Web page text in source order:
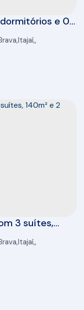
e 02
em Itajaí
,Itajaí,
3 suítes,
Praia Brava
,Itajaí,